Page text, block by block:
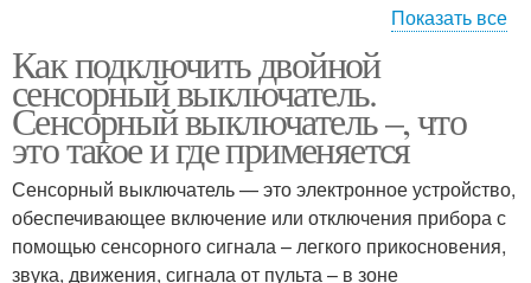
светодиодной ленты
Выключатель с
алиэкспресс
Инфракрасный
выключатель
Брендовые
выключатели
Показать все
Как подключить двойной
сенсорный выключатель.
Сенсорный выключатель –, что
это такое и где применяется
Сенсорный выключатель — это электронное устройство,
обеспечивающее включение или отключения прибора с
помощью сенсорного сигнала – легкого прикосновения,
звука, движения, сигнала от пульта – в зоне